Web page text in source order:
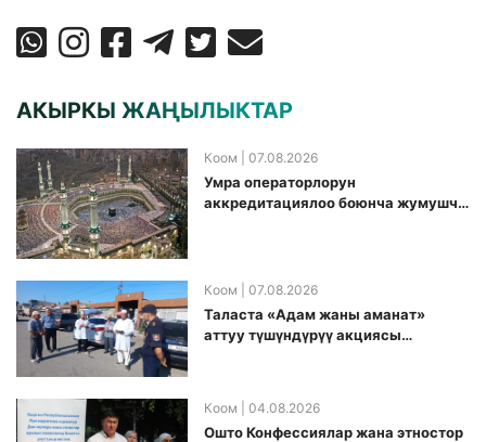
АКЫРКЫ ЖАҢЫЛЫКТАР
Коом | 07.08.2026
Умра операторлорун
аккредитациялоо боюнча жумушчу
Коом | 07.08.2026
Таласта «Адам жаны аманат»
аттуу түшүндүрүү акциясы
Коом | 04.08.2026
Ошто Конфессиялар жана этностор